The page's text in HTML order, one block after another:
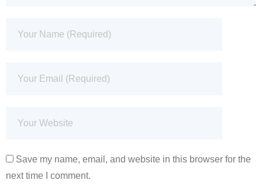
Save my name, email, and website in this browser for the
next time I comment.